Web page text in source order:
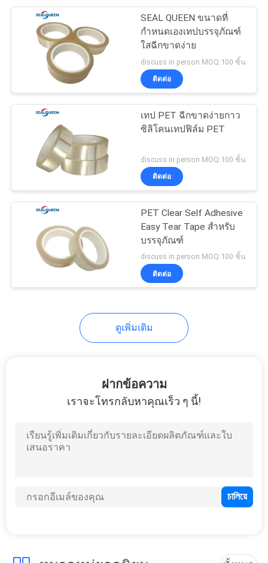
ตัว
Tamper Proof
Security Labels
43
Tamper Seal Tape
18
Hologram Security
Stickers
SEAL QUEEN ขนาดที่
กำหนดเองเทปบรรจุภัณฑ์
ใสฉีกขาดง่าย
discuss in person MOQ:100 ชิ้น
ติดต่อ
เทป PET ฉีกขาดง่ายกาว
ซิลิโคนเทปฟิล์ม PET
discuss in person MOQ:100 ชิ้น
ติดต่อ
PET Clear Self Adhesive
Easy Tear Tape สำหรับ
บรรจุภัณฑ์
discuss in person MOQ:100 ชิ้น
ติดต่อ
ดูเพิ่มเติม
ฝากข้อความ
เราจะโทรกลับหาคุณเร็ว ๆ นี้!